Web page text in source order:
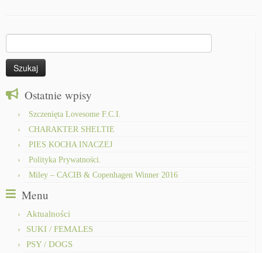
Ostatnie wpisy
Szczenięta Lovesome F.C.I.
CHARAKTER SHELTIE
PIES KOCHA INACZEJ
Polityka Prywatności.
Miley – CACIB & Copenhagen Winner 2016
Menu
Aktualności
SUKI / FEMALES
PSY / DOGS